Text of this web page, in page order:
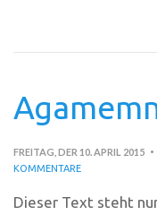
FREITAG, DER 10. APRIL 2015
KOMMENTARE
Dieser Text steht